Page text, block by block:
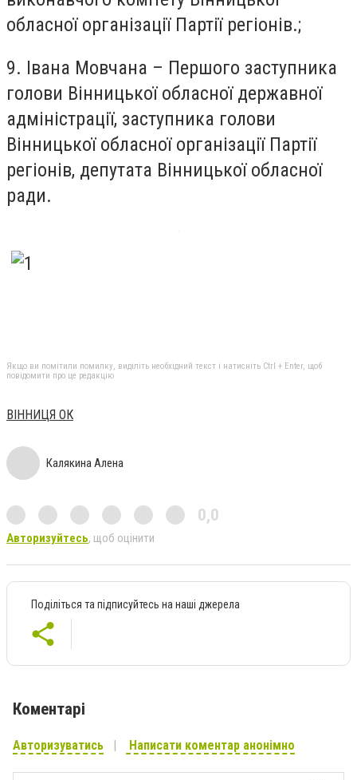
обласної організації Партії регіонів.;
9. Івана Мовчана – Першого заступника
голови Вінницької обласної державної
адміністрації, заступника голови
Вінницької обласної організації Партії
регіонів, депутата Вінницької обласної
ради.
Якщо ви помітили помилку, виділіть необхідний текст і натисніть Ctrl + Enter, щоб
повідомити про це редакцію
ВІННИЦЯ ОК
Калякина Алена
0,0
Авторизуйтесь, щоб оцінити
Поділіться та підписуйтесь на наші джерела
Коментарі
Авторизуватись Написати коментар анонімно